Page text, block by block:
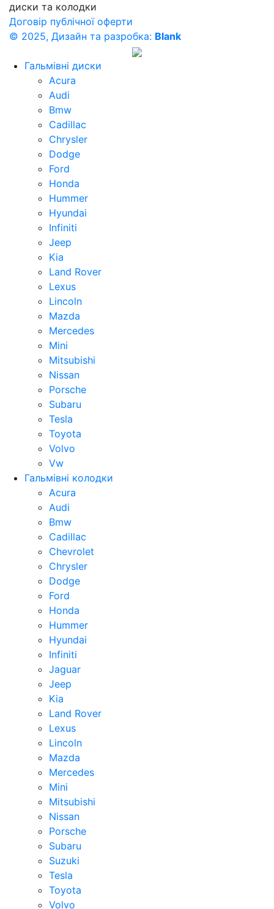
диски та колодки
Договір публічної оферти
© 2025, Дизайн та разробка: Blank
Гальмівні диски
Acura
Audi
Bmw
Cadillac
Chrysler
Dodge
Ford
Honda
Hummer
Hyundai
Infiniti
Jeep
Kia
Land Rover
Lexus
Lincoln
Mazda
Mercedes
Mini
Mitsubishi
Nissan
Porsche
Subaru
Tesla
Toyota
Volvo
Vw
Гальмівні колодки
Acura
Audi
Bmw
Cadillac
Chevrolet
Chrysler
Dodge
Ford
Honda
Hummer
Hyundai
Infiniti
Jaguar
Jeep
Kia
Land Rover
Lexus
Lincoln
Mazda
Mercedes
Mini
Mitsubishi
Nissan
Porsche
Subaru
Suzuki
Tesla
Toyota
Volvo